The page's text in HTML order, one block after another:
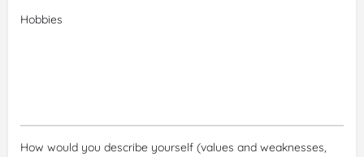
How would you describe yourself (values and weaknesses,